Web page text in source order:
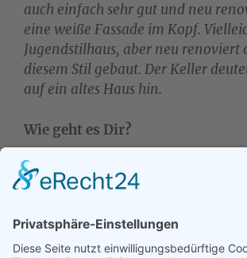
auch einfach sehr gut und neu
eine weiße Fassade im Kopf.
Jugendstilhaus, aber neu renoviert
diesem Stil gebaut. Der Keller
auf ein altes Haus hin.
Wie geht es Dir?
Es nervt. Es ist langweilig.
Zurück zur Übersicht